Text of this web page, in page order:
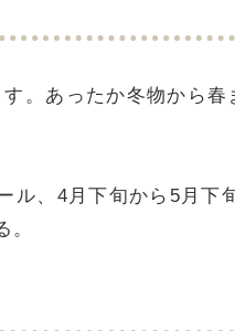
。あったか冬物から春
ル、4月下旬から5月下
。